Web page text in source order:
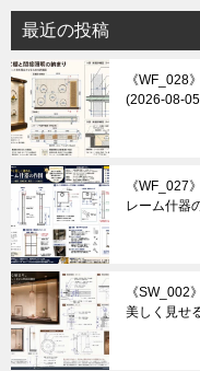
最近の投稿
《WF_028
2026-08-
《WF_027
レーム什器
《SW_002
美しく見せ